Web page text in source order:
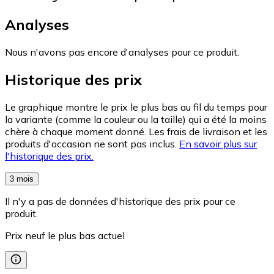
Analyses
Nous n'avons pas encore d'analyses pour ce produit.
Historique des prix
Le graphique montre le prix le plus bas au fil du temps pour
la variante (comme la couleur ou la taille) qui a été la moins
chère à chaque moment donné. Les frais de livraison et les
produits d'occasion ne sont pas inclus. En savoir plus sur
l'historique des prix.
3 mois
Il n'y a pas de données d'historique des prix pour ce
produit.
Prix neuf le plus bas actuel